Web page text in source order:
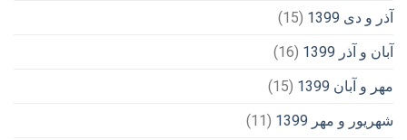
آذر و دی 1399
(15)
آبان و آذر 1399
(16)
مهر و آبان 1399
(15)
شهریور و مهر 1399
(11)